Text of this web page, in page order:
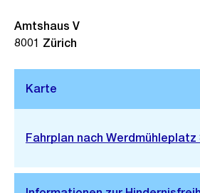
Stadtplan 3D
Externer
Fahrplan nach Werdmühleplatz
Amtshaus V
8001 Zürich